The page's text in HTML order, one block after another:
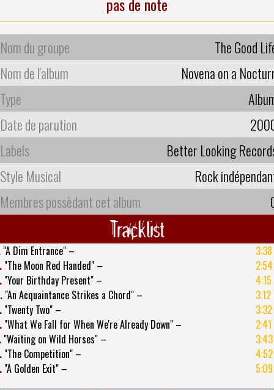
Nom du groupe
The Good
Nom de l'album
Novena on a
Type
Date de parution
Labels
Better Looking
Style Musical
Rock
Membres possèdant cet album
Tracklist
"A Dim Entrance" –
3:38
"The Moon Red Handed" –
2:54
"Your Birthday Present" –
4:15
"An Acquaintance Strikes a Chord" –
3:12
"Twenty Two" –
3:32
"What We Fall for When We're Already Down" –
2:41
"Waiting on Wild Horses" –
3:43
"The Competition" –
4:52
"A Golden Exit" – 5:09